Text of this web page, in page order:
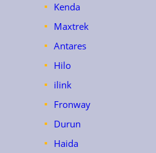
Kenda
Maxtrek
Antares
Hilo
ilink
Fronway
Durun
Haida